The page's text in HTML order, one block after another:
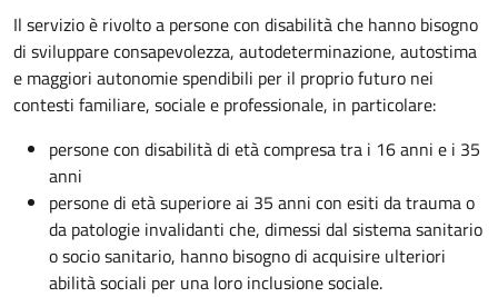
Il servizio è rivolto a persone con disabilità che hanno bisogno
di sviluppare consapevolezza, autodeterminazione, autostima
e maggiori autonomie spendibili per il proprio futuro nei
contesti familiare, sociale e professionale, in particolare:
persone con disabilità di età compresa tra i 16 anni e i 35
anni
persone di età superiore ai 35 anni con esiti da trauma o
da patologie invalidanti che, dimessi dal sistema sanitario
o socio sanitario, hanno bisogno di acquisire ulteriori
abilità sociali per una loro inclusione sociale.